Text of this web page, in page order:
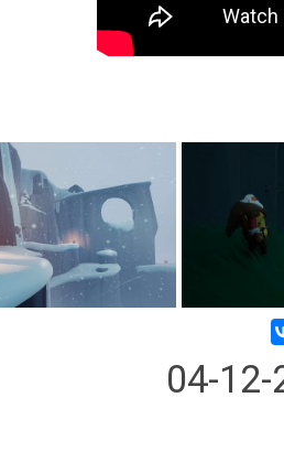
04-